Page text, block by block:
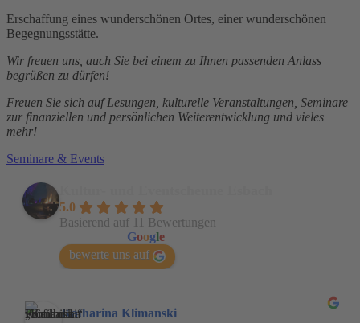
Erschaffung eines wunderschönen Ortes, einer wunderschönen
Begegnungsstätte.
Wir freuen uns, auch Sie bei einem zu Ihnen passenden Anlass
begrüßen zu dürfen!
Freuen Sie sich auf Lesungen, kulturelle Veranstaltungen, Seminare
zur finanziellen und persönlichen Weiterentwicklung und vieles
mehr!
Seminare & Events
5.0
Basierend auf 11 Bewertungen
Google
bewerte uns auf
Katharina Klimanski